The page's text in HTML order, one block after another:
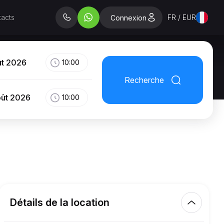
Connexion FR / EUR
2026 10:00
2026 10:00
Recherche
Détails de la location